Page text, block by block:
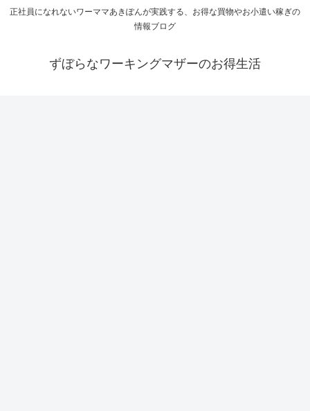
正社員になれないワーママあきぽんが実践する、お得な買物やお小遣い稼ぎの
情報ブログ
ずぼらなワーキングマザーのお得生活